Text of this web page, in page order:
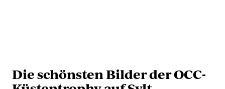
Die schönsten Bilder der OCC-